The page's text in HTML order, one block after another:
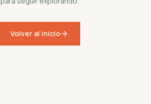
Volver al inicio